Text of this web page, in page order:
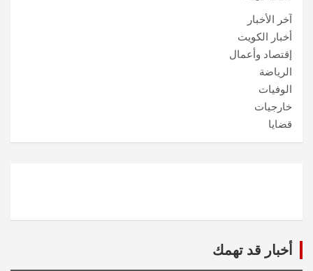
آخر الأخبار
أخبار الكويت
إقتصاد وأعمال
الرياضة
الوفيات
خارجيات
قضايا
أخبار قد تهمك